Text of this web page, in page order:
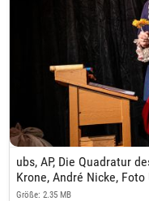
ubs, AP, Die Quadratur
Krone, André Nicke,
Größe: 2.35 MB